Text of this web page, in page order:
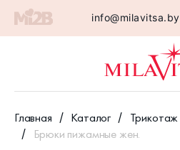
info@milavitsa.by
Главная Каталог Трикотаж
Брюки пижамные жен.